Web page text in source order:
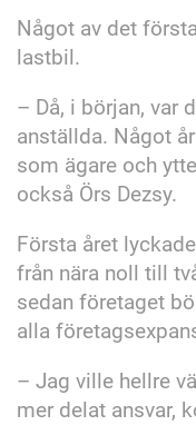
Något av det
lastbil.
– Då, i början, var
anställda. Något
som ägare och
också Örs Dezsy.
Första året
från nära noll till
sedan företaget
alla
– Jag ville hellre
mer delat ansvar,